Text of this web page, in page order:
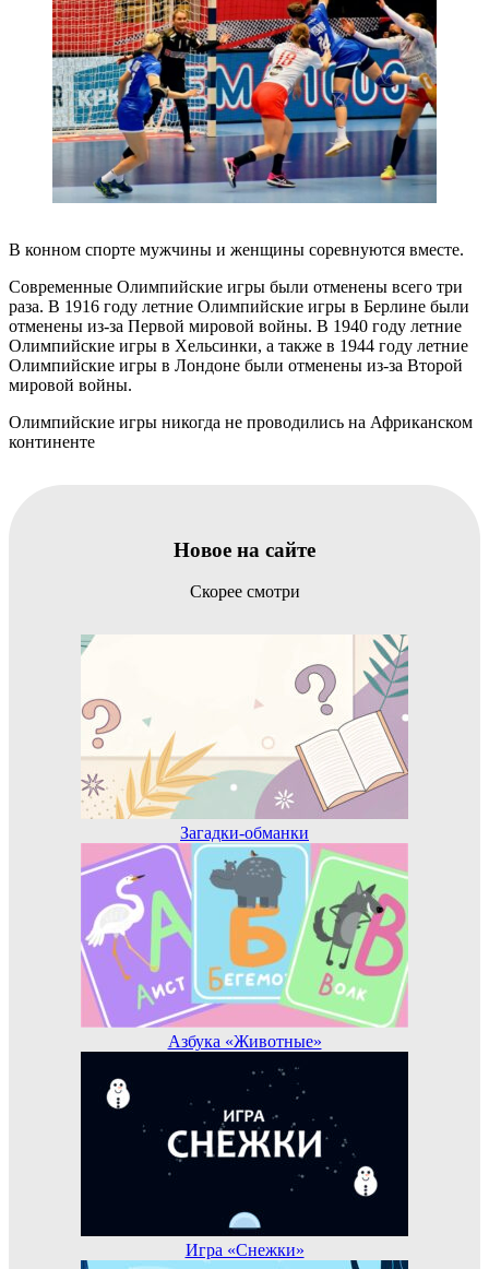
В конном спорте мужчины и женщины соревнуются вместе.
Современные Олимпийские игры были отменены всего три
раза. В 1916 году летние Олимпийские игры в Берлине были
отменены из-за Первой мировой войны. В 1940 году летние
Олимпийские игры в Хельсинки, а также в 1944 году летние
Олимпийские игры в Лондоне были отменены из-за Второй
мировой войны.
Олимпийские игры никогда не проводились на Африканском
континенте
Новое на сайте
Скорее смотри
Загадки-обманки
Азбука «Животные»
Игра «Снежки»